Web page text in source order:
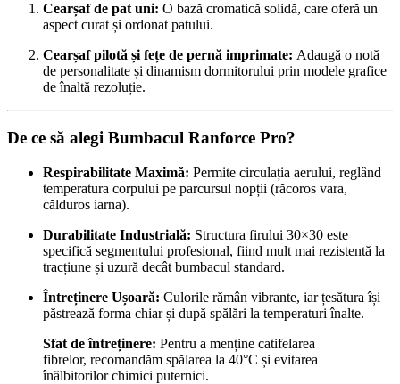
Cearșaf de pat uni: O bază cromatică solidă, care oferă un
aspect curat și ordonat patului.
Cearșaf pilotă și fețe de pernă imprimate: Adaugă o notă
de personalitate și dinamism dormitorului prin modele grafice
de înaltă rezoluție.
De ce să alegi Bumbacul Ranforce Pro?
Respirabilitate Maximă: Permite circulația aerului, reglând
temperatura corpului pe parcursul nopții (răcoros vara,
călduros iarna).
Durabilitate Industrială: Structura firului 30×30 este
specifică segmentului profesional, fiind mult mai rezistentă la
tracțiune și uzură decât bumbacul standard.
Întreținere Ușoară: Culorile rămân vibrante, iar țesătura își
păstrează forma chiar și după spălări la temperaturi înalte.
Sfat de întreținere: Pentru a menține catifelarea
fibrelor, recomandăm spălarea la 40°C și evitarea
înălbitorilor chimici puternici.